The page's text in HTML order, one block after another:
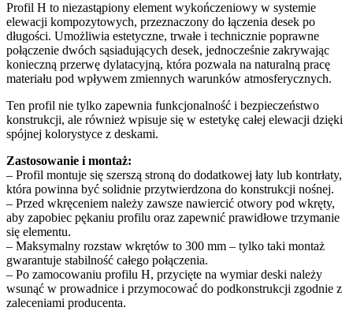
Profil H to niezastąpiony element wykończeniowy w systemie
elewacji kompozytowych, przeznaczony do łączenia desek po
długości. Umożliwia estetyczne, trwałe i technicznie poprawne
połączenie dwóch sąsiadujących desek, jednocześnie zakrywając
konieczną przerwę dylatacyjną, która pozwala na naturalną pracę
materiału pod wpływem zmiennych warunków atmosferycznych.
Ten profil nie tylko zapewnia funkcjonalność i bezpieczeństwo
konstrukcji, ale również wpisuje się w estetykę całej elewacji dzięki
spójnej kolorystyce z deskami.
Zastosowanie i montaż:
– Profil montuje się szerszą stroną do dodatkowej łaty lub kontrłaty,
która powinna być solidnie przytwierdzona do konstrukcji nośnej.
– Przed wkręceniem należy zawsze nawiercić otwory pod wkręty,
aby zapobiec pękaniu profilu oraz zapewnić prawidłowe trzymanie
się elementu.
– Maksymalny rozstaw wkrętów to 300 mm – tylko taki montaż
gwarantuje stabilność całego połączenia.
– Po zamocowaniu profilu H, przycięte na wymiar deski należy
wsunąć w prowadnice i przymocować do podkonstrukcji zgodnie z
zaleceniami producenta.